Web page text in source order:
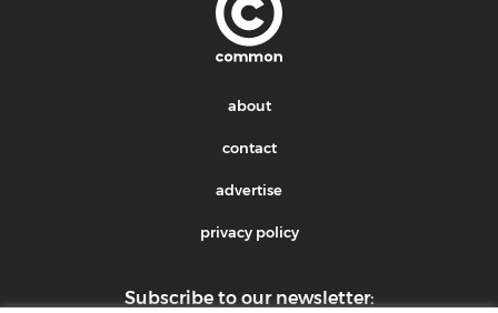
about
contact
advertise
privacy policy
Subscribe to our newsletter: